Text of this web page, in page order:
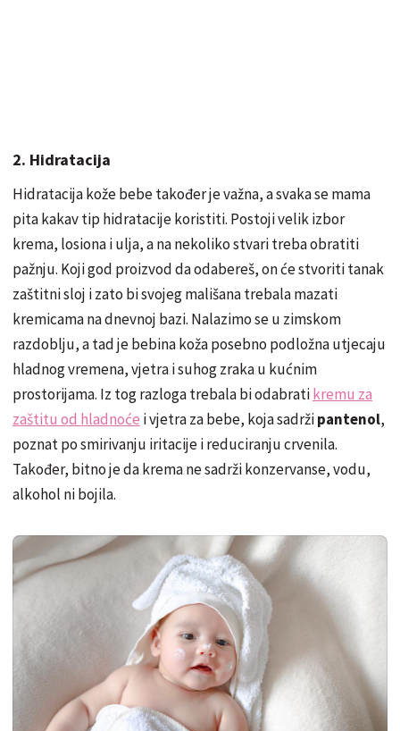
2. Hidratacija
Hidratacija kože bebe također je važna, a svaka se mama
pita kakav tip hidratacije koristiti. Postoji velik izbor
krema, losiona i ulja, a na nekoliko stvari treba obratiti
pažnju. Koji god proizvod da odabereš, on će stvoriti tanak
zaštitni sloj i zato bi svojeg mališana trebala mazati
kremicama na dnevnoj bazi. Nalazimo se u zimskom
razdoblju, a tad je bebina koža posebno podložna utjecaju
hladnog vremena, vjetra i suhog zraka u kućnim
prostorijama. Iz tog razloga trebala bi odabratikremu za
zaštitu od hladnoće i vjetra za bebe, koja sadržipantenol,
poznat po smirivanju iritacije i reduciranju crvenila.
Također, bitno je da krema ne sadrži konzervanse, vodu,
alkohol ni bojila.